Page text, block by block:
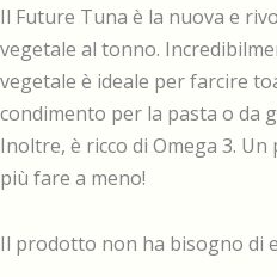
Il Future Tuna è la nuova e
vegetale al tonno.
vegetale è ideale per farcire
condimento per la pasta o da
Inoltre, è ricco di Omega 3.
più fare a meno!
Il prodotto non ha bisogno di